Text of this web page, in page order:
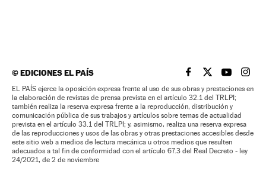
©EDICIONES EL PAÍS EL PAÍS BRASIL EN
EL PAÍSEL PAÍS
EL
EL PAÍS ejerce la oposición expresa frente al uso de sus obras y prestaciones en
la elaboración de revistas de prensa prevista en el artículo 32.1 del TRLPI;
también realiza la reserva expresa frente a la reproducción, distribución y
comunicación pública de sus trabajos y artículos sobre temas de actualidad
prevista en el artículo 33.1 del TRLPI; y, asimismo, realiza una reserva expresa
de las reproducciones y usos de las obras y otras prestaciones accesibles desde
este sitio web a medios de lectura mecánica u otros medios que resulten
adecuados a tal fin de conformidad con el artículo 67.3 del Real Decreto - ley
24/2021, de 2 de noviembre